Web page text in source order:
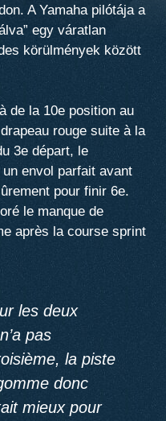
A Yamaha pilótája a
egy váratlan
körülmények között
de la 10e position au
rouge suite à la
3e départ, le
envol parfait avant
pour finir 6e.
le manque de
après la course sprint
les deux
pas
la piste
donc
mieux pour